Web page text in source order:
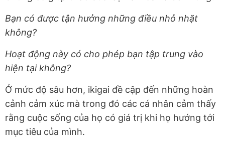
Bạn có được tận hưởng những điều nhỏ nhặt
không?
Hoạt động này có cho phép bạn tập trung vào
hiện tại không?
Ở mức độ sâu hơn, ikigai đề cập đến những hoàn
cảnh cảm xúc mà trong đó các cá nhân cảm thấy
rằng cuộc sống của họ có giá trị khi họ hướng tới
mục tiêu của mình.